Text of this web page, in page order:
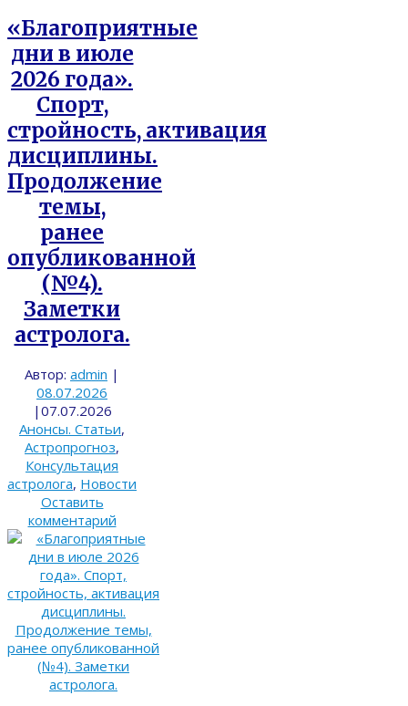
«Благоприятные
дни в июле
2026 года».
Спорт,
стройность, активация
дисциплины.
Продолжение
темы,
ранее
опубликованной
(№4).
Заметки
астролога.
Автор: admin |
08.07.2026
| 07.07.2026
Анонсы. Статьи,
Астропрогноз,
Консультация
астролога, Новости
Оставить
комментарий